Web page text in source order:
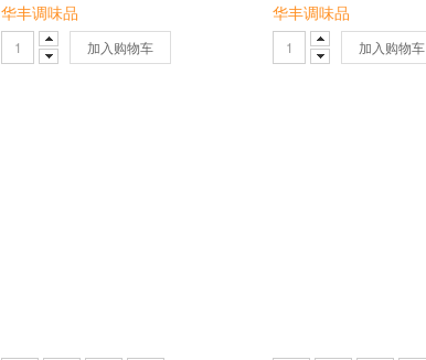
华丰调味品
加入购物车
华丰调味品
加入购物车